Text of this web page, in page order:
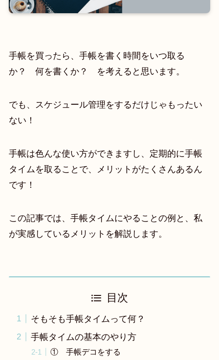
手帳を買ったら、手帳を書く時間をいつ取る
か？ 何を書くか？ を考えると思います。
でも、スケジュール管理をするだけじゃもったい
ない！
手帳は色んな使い方ができますし、定期的に手帳
タイムを取ることで、メリットがたくさんあるん
です！
この記事では、手帳タイムにやることの例と、私
が実感しているメリットを解説します。
目次
そもそも手帳タイムって何？
手帳タイムの基本のやり方
① 手帳デコをする